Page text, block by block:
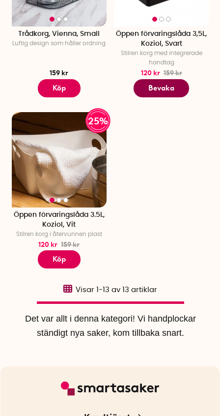
Trådkorg, Vienna, Small
Luftig design som håller ordning
159 kr
Köp
Öppen förvaringslåda 3,5L,
Koziol, Svart
Stilren korg med integrerade
handtag
120 kr 159 kr
Bevaka
25%
Öppen förvaringslåda 3.5L,
Koziol, Vit
Stilren korg i återvunnen plast
120 kr 159 kr
Köp
Det var allt i denna kategori! Vi handplockar
ständigt nya saker, kom tillbaka snart.
Visar 1-13 av 13 artiklar